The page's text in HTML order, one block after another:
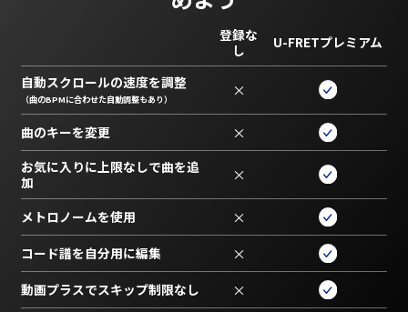
登録な
し
U-FRETプレミアム
自動スクロールの速度を調整
（曲のBPMに合わせた自動調整もあり） ×
曲のキーを変更 ×
お気に入りに上限なしで曲を追
加
×
メトロノームを使用 ×
コード譜を自分用に編集 ×
動画プラスでスキップ制限なし ×